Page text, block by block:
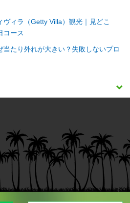
ヴィラ（Getty Villa）観光｜見どこ
コース
当たり外れが大きい？失敗しないプロ